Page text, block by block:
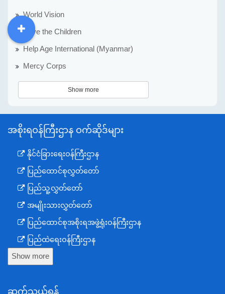
World Vision
Save the Children
Help Age International (Myanmar)
Mercy Corps
Show more
အစိုးရဝန်ကြီးဌာန ဝက်ဆိုဒ်များ
နိုင်ငံခြားရေးဝန်ကြီးဌာန
ပြည်ထောင်စုလွှတ်တော်
ပြည်သူ့လွှတ်တော်
အမျိုးသားလွှတ်တော်
ပြည်ထောင်စုအစိုးရအဖွဲ့ရုံးဝန်ကြီးဌာန
ပြည်ထဲရေးဝန်ကြီးဌာန
ကာကွယ်ရေးဝန်ကြီးဌာန
စီမံကိန်း၊ဘဏ္ဍာရေးနှင့်စက်မှုဝန်ကြီးဌာန
Show more
ဆက်သွယ်ရန်